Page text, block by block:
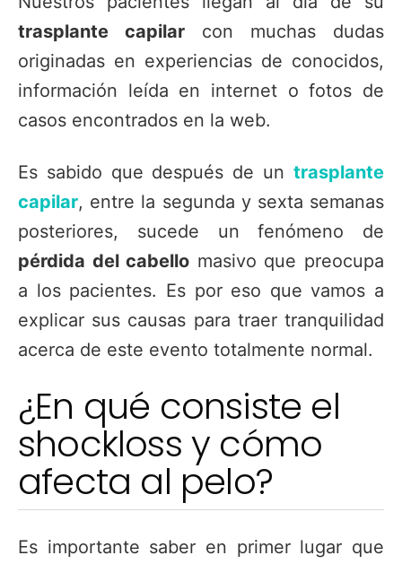
trasplante capilar con muchas dudas
originadas en experiencias de conocidos,
información leída en internet o fotos de
casos encontrados en la web.
Es sabido que después de un trasplante
capilar, entre la segunda y sexta semanas
posteriores, sucede un fenómeno de
pérdida del cabello masivo que preocupa
a los pacientes. Es por eso que vamos a
explicar sus causas para traer tranquilidad
acerca de este evento totalmente normal.
¿En qué consiste el
shockloss y cómo
afecta al pelo?
Es importante saber en primer lugar que